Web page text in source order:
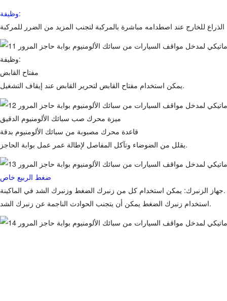
وظيفة:
وظيفة:
مفتاح القابض
يمكن استخدام مفتاح القابض لتحرير القابض عند إيقاف التشغيل.
ميزة محرك صب سبائك الألومنيوم الدقيق
قاعدة محرك مصبوبة من سبائك الألومنيوم بدقة
يقلل من الضوضاء وتآكل المفاصل لإطالة عمر عمل بوابة الحاجز.
ضغط الربيع خاص
جهاز الزنبرك: يمكن استخدام كل من زنبرك الضغط وزنبرك الشد في الماكينة.
استخدام زنبرك الضغط يمكن أن يتجنب الحوادث الناجمة عن زنبرك الشد.